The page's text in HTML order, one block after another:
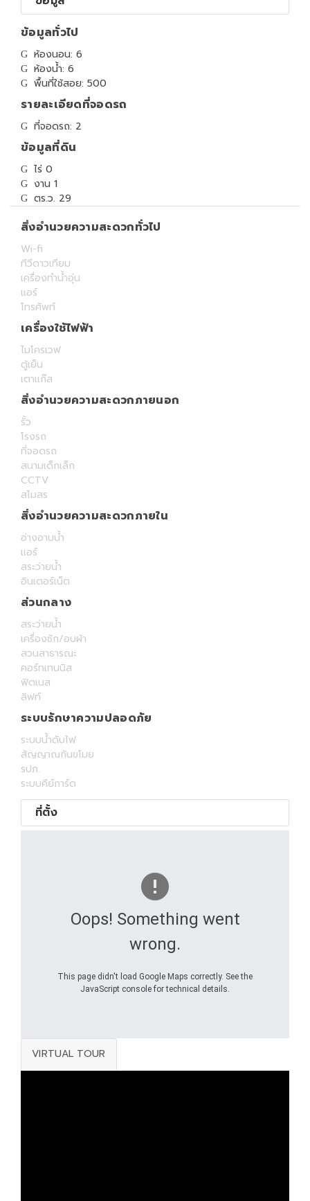
ข้อมูลทั่วไป
ห้องนอน: 6
ห้องน้ำ: 6
พื้นที่ใช้สอย: 500
รายละเอียดที่จอดรถ
ที่จอดรถ: 2
ข้อมูลที่ดิน
ไร่ 0
งาน 1
ตร.ว. 29
สิ่งอำนวยความสะดวกทั่วไป
Wi-fi
ทีวีดาวเทียม
เครื่องทำน้ำอุ่น
แอร์
โทรศัพท์
เครื่องใช้ไฟฟ้า
ไมโครเวฟ
ตู้เย็น
เตาแก๊ส
สิ่งอำนวยความสะดวกภายนอก
รั้ว
โรงรถ
ที่จอดรถ
สนามเด็กเล็ก
CCTV
สโมสร
สิ่งอำนวยความสะดวกภายใน
อ่างอาบน้ำ
แอร์
สระว่ายน้ำ
อินเตอร์เน็ต
ส่วนกลาง
สระว่ายน้ำ
เครื่องซัก/อบผ้า
สวนสาธารณะ
คอร์ทเทนนิส
ฟิตเนส
ลิฟท์
ระบบรักษาความปลอดภัย
ระบบน้ำดับไฟ
สัญญาณกันขโมย
รปภ.
ระบบคีย์การ์ด
ที่ตั้ง
Oops! Something went
wrong.
This page didn't load Google Maps correctly. See the
JavaScript console for technical details.
VIRTUAL TOUR